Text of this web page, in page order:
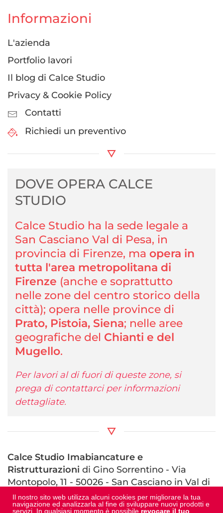
Il nostro sito web utilizza alcuni cookies per migliorare la tua
navigazione ed analizzarla al fine di sviluppare nuovi prodotti e
servizi. In qualsiasi momento è possibile revocare il tuo
Informazioni
L'azienda
Portfolio lavori
Il blog di Calce Studio
Privacy & Cookie Policy
Contatti
Richiedi un preventivo
DOVE OPERA CALCE
STUDIO
Calce Studio ha la sede legale a
San Casciano Val di Pesa, in
provincia di Firenze, ma opera in
tutta l'area metropolitana di
Firenze (anche e soprattutto
nelle zone del centro storico della
città); opera nelle province di
Prato, Pistoia, Siena; nelle aree
geografiche del Chianti e del
Mugello.
Per lavori al di fuori di queste zone, si
prega di contattarci per informazioni
dettagliate.
Calce Studio Imabiancature e
Ristrutturazioni di Gino Sorrentino - Via
Montopolo, 11 - 50026 - San Casciano in Val di
Pesa (FI)
C.F.: SRRGNI90T25I438E - P.IVA: 06937570486